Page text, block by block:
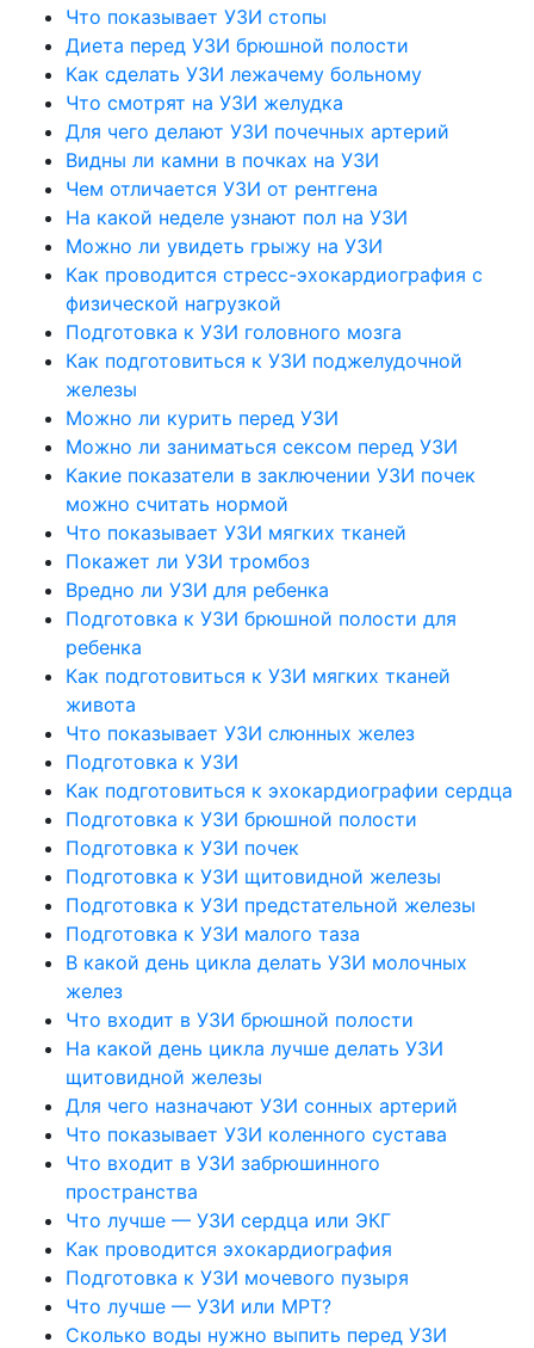
Что показывает УЗИ стопы
Диета перед УЗИ брюшной полости
Как сделать УЗИ лежачему больному
Что смотрят на УЗИ желудка
Для чего делают УЗИ почечных артерий
Видны ли камни в почках на УЗИ
Чем отличается УЗИ от рентгена
На какой неделе узнают пол на УЗИ
Можно ли увидеть грыжу на УЗИ
Как проводится стресс-эхокардиография с
физической нагрузкой
Подготовка к УЗИ головного мозга
Как подготовиться к УЗИ поджелудочной
железы
Можно ли курить перед УЗИ
Можно ли заниматься сексом перед УЗИ
Какие показатели в заключении УЗИ почек
можно считать нормой
Что показывает УЗИ мягких тканей
Покажет ли УЗИ тромбоз
Вредно ли УЗИ для ребенка
Подготовка к УЗИ брюшной полости для
ребенка
Как подготовиться к УЗИ мягких тканей
живота
Что показывает УЗИ слюнных желез
Подготовка к УЗИ
Как подготовиться к эхокардиографии сердца
Подготовка к УЗИ брюшной полости
Подготовка к УЗИ почек
Подготовка к УЗИ щитовидной железы
Подготовка к УЗИ предстательной железы
Подготовка к УЗИ малого таза
В какой день цикла делать УЗИ молочных
желез
Что входит в УЗИ брюшной полости
На какой день цикла лучше делать УЗИ
щитовидной железы
Для чего назначают УЗИ сонных артерий
Что показывает УЗИ коленного сустава
Что входит в УЗИ забрюшинного
пространства
Что лучше — УЗИ сердца или ЭКГ
Как проводится эхокардиография
Подготовка к УЗИ мочевого пузыря
Что лучше — УЗИ или МРТ?
Сколько воды нужно выпить перед УЗИ